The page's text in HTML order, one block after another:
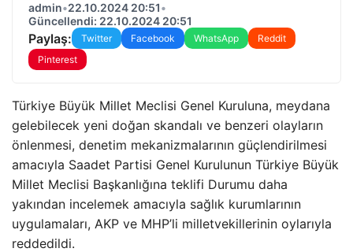
admin•22.10.2024 20:51•
Güncellendi: 22.10.2024 20:51
Paylaş: Twitter Facebook WhatsApp
Reddit
Pinterest
Türkiye Büyük Millet Meclisi Genel Kuruluna, meydana
gelebilecek yeni doğan skandalı ve benzeri olayların
önlenmesi, denetim mekanizmalarının güçlendirilmesi
amacıyla Saadet Partisi Genel Kurulunun Türkiye Büyük
Millet Meclisi Başkanlığına teklifi Durumu daha
yakından incelemek amacıyla sağlık kurumlarının
uygulamaları, AKP ve MHP’li milletvekillerinin oylarıyla
reddedildi.